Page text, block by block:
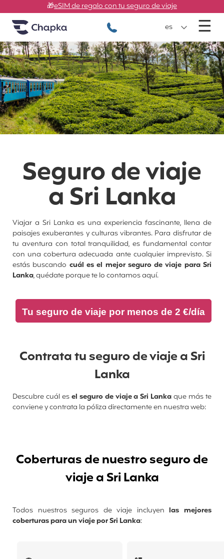
Ir directamente al contenido
Chapka Seguros de viaje
🎁eSIM de regalo con tu seguro de viaje
+34 900 805 947
es ☰
Seguro de viaje
a Sri Lanka
Viajar a Sri Lanka es una experiencia fascinante, llena de
paisajes exuberantes y culturas vibrantes. Para disfrutar de
tu aventura con total tranquilidad, es fundamental contar
con una cobertura adecuada ante cualquier imprevisto. Si
estás buscando cuál es el mejor seguro de viaje para Sri
Lanka, quédate porque te lo contamos aquí.
Tu seguro de viaje por menos de 2 €/día
Contrata tu seguro de viaje a Sri
Lanka
Descubre cuál esel seguro de viaje a Sri Lankaque más te
conviene y contrata la póliza directamente en nuestra web:
Coberturas de nuestro seguro de
viaje a Sri Lanka
Todos nuestros seguros de viaje incluyen las mejores
coberturas para un viaje por Sri Lanka: